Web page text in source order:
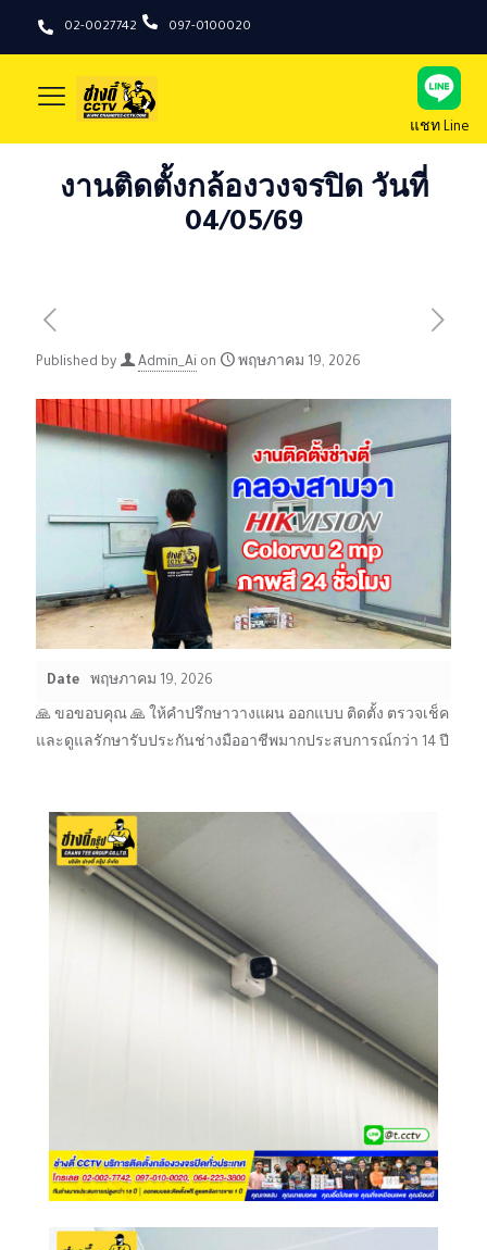
02-0027742 097-0100020
แชท Line
งานติดตั้งกล้องวงจรปิด วันที่
04/05/69
Published by Admin_Ai on พฤษภาคม 19, 2026
Date พฤษภาคม 19, 2026
🙏 ขอขอบคุณ 🙏 ให้คำปรึกษาวางแผน ออกแบบ ติดตั้ง ตรวจเช็ค
และดูแลรักษารับประกันช่างมืออาชีพมากประสบการณ์กว่า 14 ปี